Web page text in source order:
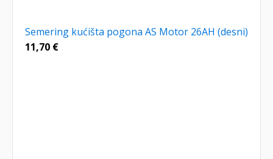
Semering kućišta pogona AS Motor 26AH (desni)
11,70 €